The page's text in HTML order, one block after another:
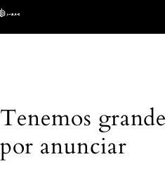
Tenemos
por anunciar